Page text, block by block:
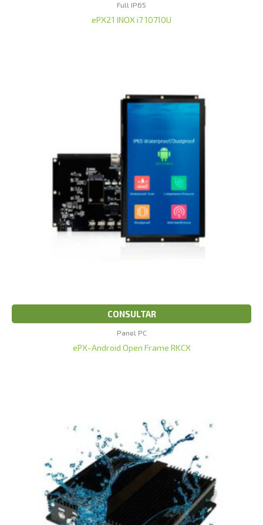
Full IP65
ePX21 INOX i7 10710U
CONSULTAR
Panel PC
ePX-Android Open Frame RKCX